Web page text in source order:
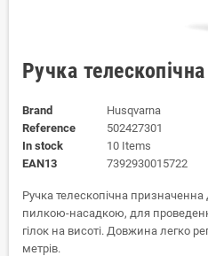
Ручка телескопічна
Brand
Husqvarna
Reference
502427301
In stock
10 Items
EAN13
7392930015722
Ручка телескопічна
пилкою-насадкою, для
гілок на висоті. Довжина легко
метрів.